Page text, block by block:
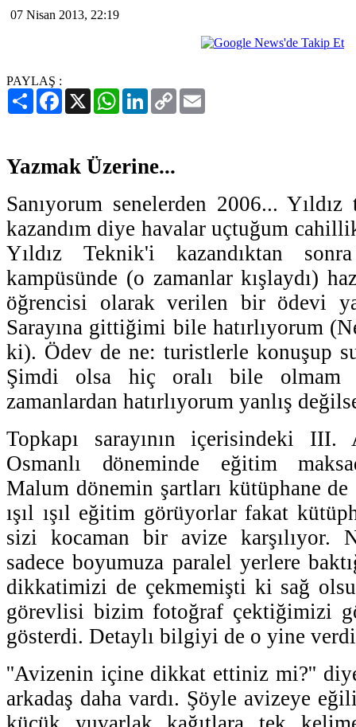
07 Nisan 2013, 22:19
PAYLAŞ :
PaylaşFacebook
X WhatsAppLinkedIn
Copy
Link
Yazmak Üzerine...
Sanıyorum senelerden 2006...
kazandım diye havalar uçtuğum
Yıldız Teknik'i kazandıktan
kampüsünde (o zamanlar kışlaydı)
öğrencisi olarak verilen bir ödevi
Sarayına gittiğimi bile hatırlıyorum
ki). Ödev de ne: turistlerle konuşup
Şimdi olsa hiç oralı bile olmam
zamanlardan hatırlıyorum yanlış
Topkapı sarayının içerisindeki III.
Osmanlı döneminde eğitim
Malum dönemin şartları kütüphane
ışıl ışıl eğitim görüyorlar fakat
sizi kocaman bir avize karşılıyor.
sadece boyumuza paralel yerlere
dikkatimizi de çekmemişti ki sağ
görevlisi bizim fotoğraf çektiğimizi
gösterdi. Detaylı bilgiyi de o yine
''Avizenin içine dikkat ettiniz mi?''
arkadaş daha vardı. Şöyle avizeye